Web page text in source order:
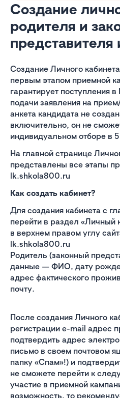
Создание
родителя и
представителя
Создание Личного
первым этапом приемной
гарантирует поступления
подачи заявления на
анкета кандидата не
включительно, он не
индивидуальном отборе в
На главной странице
представлены все этапы
lk.shkola800.ru
Как создать кабинет?
Для создания кабинета с
перейти в раздел «Личный
в верхнем правом углу
lk.shkola800.ru
Родитель (законный
данные — ФИО, дату
адрес фактического
почту.
После создания Личного
регистрации e-mail адрес
подтвердить адрес
письмо в своем почтовом
папку «Спам»!) и
не сможете перейти к
участие в приемной
возможность, то